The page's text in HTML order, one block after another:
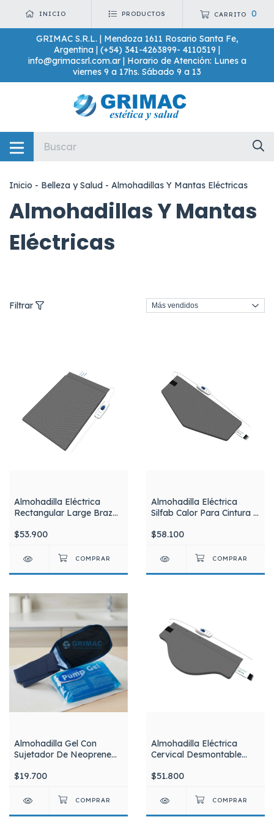
INICIO PRODUCTOS CARRITO 0
GRIMAC S.R.L. | Mendoza 1611 Rosario Santa Fe,
Argentina | (+54) 341-4263899- 4110519 |
info@grimacsrl.com.ar| Horario de Atención: Lunes a
viernes 9 a 17hs. Sábado 9 a 13
Inicio - Belleza y Salud - Almohadillas Y Mantas Eléctricas
Almohadillas Y Mantas
Eléctricas
Filtrar
Almohadilla Eléctrica
Rectangular Large Brazos
Silfab.
$53.900
Almohadilla Eléctrica
Silfab Calor Para Cintura y
$58.100
Almohadilla Gel Con
Sujetador De Neoprene
Gel
$19.700
Almohadilla Eléctrica
Cervical Desmontable
$51.800